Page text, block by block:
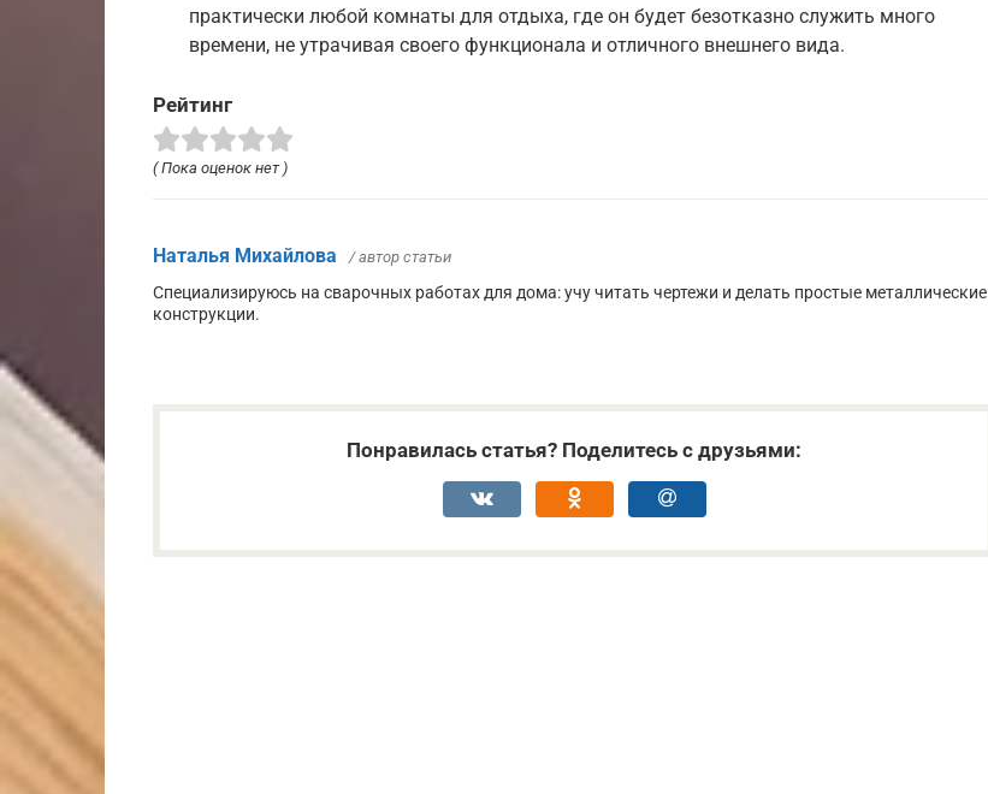
практически любой комнаты для отдыха, где он будет безотказно служить много
времени, не утрачивая своего функционала и отличного внешнего вида.
Рейтинг
( Пока оценок нет )
Наталья Михайлова / автор статьи
Специализируюсь на сварочных работах для дома: учу читать чертежи и делать простые металлические
конструкции.
Понравилась статья? Поделитесь с друзьями: